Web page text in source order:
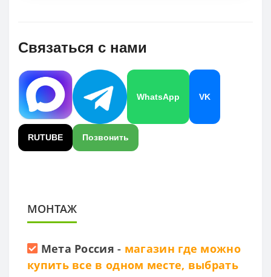
Связаться с нами
WhatsApp VK
RUTUBE Позвонить
МОНТАЖ
Мета Россия - магазин где можно
купить все в одном месте, выбрать